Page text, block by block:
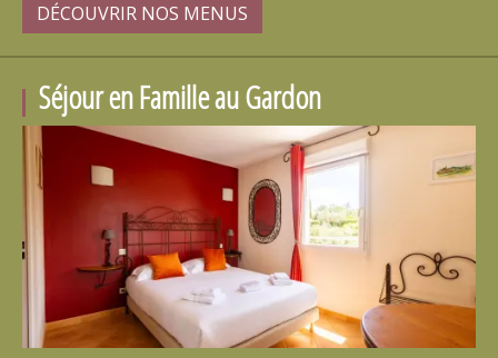
DÉCOUVRIR NOS MENUS
Séjour en Famille au Gardon